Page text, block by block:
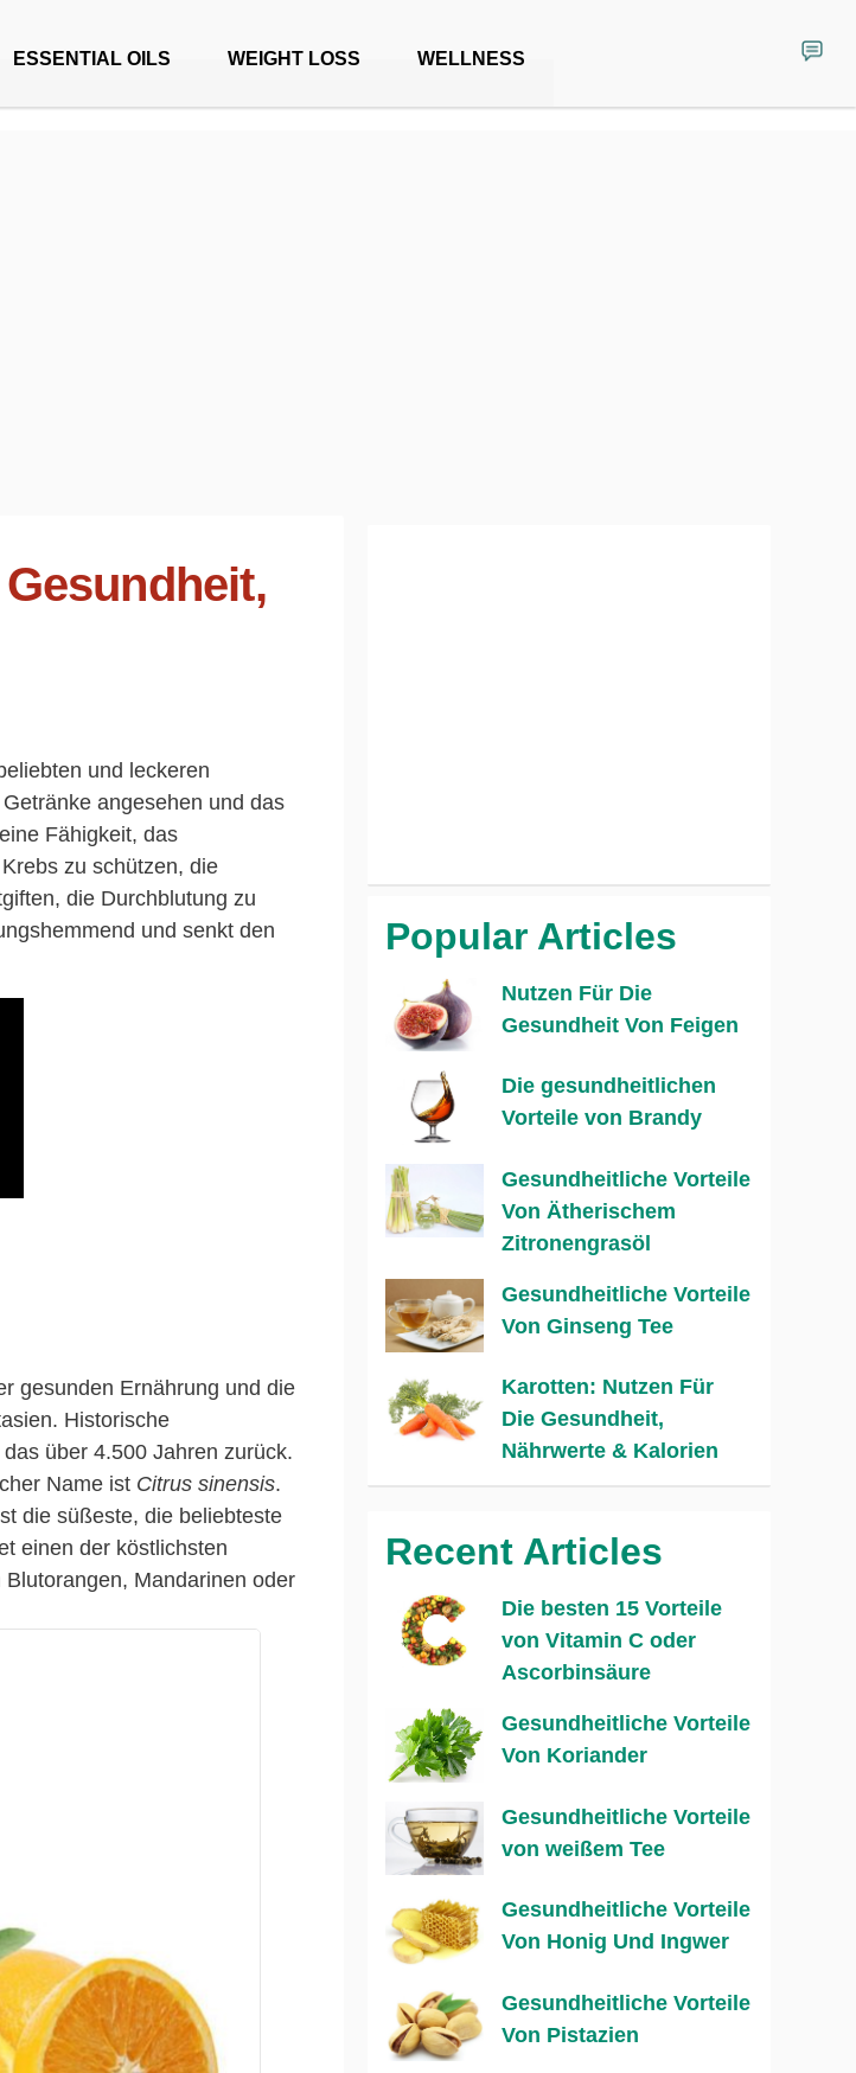
ESSENTIAL OILS WEIGHT LOSS WELLNESS
und leckeren
angesehen und das
Fähigkeit, das
zu schützen, die
die Durchblutung zu
und senkt den
gesunden Ernährung und die
Historische
über 4.500 Jahren zurück.
Name ist Citrus sinensis.
die süßeste, die beliebteste
einen der köstlichsten
Mandarinen oder
Popular Articles
Nutzen Für Die
Gesundheit Von Feigen
Die gesundheitlichen
Vorteile von Brandy
Gesundheitliche Vorteile
Von Ätherischem
Zitronengrasöl
Gesundheitliche Vorteile
Von Ginseng Tee
Karotten: Nutzen Für
Die Gesundheit,
Nährwerte & Kalorien
Recent Articles
Die besten 15 Vorteile
von Vitamin C oder
Ascorbinsäure
Gesundheitliche Vorteile
Von Koriander
Gesundheitliche Vorteile
von weißem Tee
Gesundheitliche Vorteile
Von Honig Und Ingwer
Gesundheitliche Vorteile
Von Pistazien